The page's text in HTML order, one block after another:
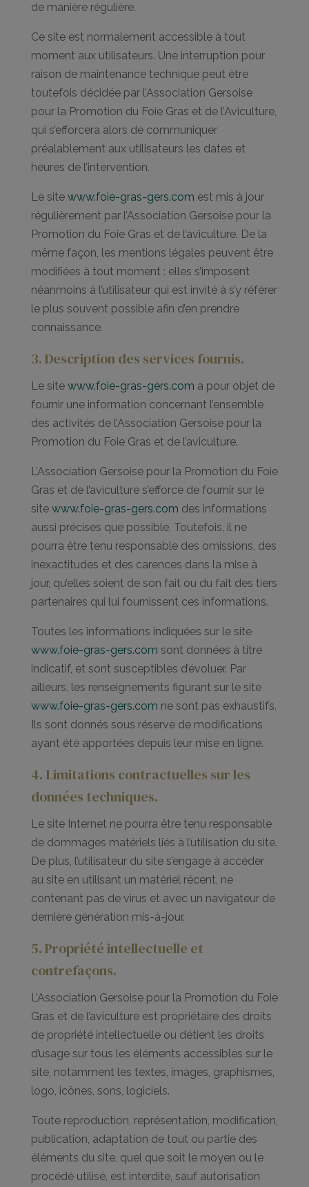
de manière régulière.
Ce site est normalement accessible à tout
moment aux utilisateurs. Une interruption pour
raison de maintenance technique peut être
toutefois décidée par l’Association Gersoise
pour la Promotion du Foie Gras et de l’Aviculture,
qui s’efforcera alors de communiquer
préalablement aux utilisateurs les dates et
heures de l’intervention.
Le site www.foie-gras-gers.com est mis à jour
régulièrement par l’Association Gersoise pour la
Promotion du Foie Gras et de l’aviculture. De la
même façon, les mentions légales peuvent être
modifiées à tout moment : elles s’imposent
néanmoins à l’utilisateur qui est invité à s’y référer
le plus souvent possible afin d’en prendre
connaissance.
3. Description des services fournis.
Le site www.foie-gras-gers.com a pour objet de
fournir une information concernant l’ensemble
des activités de l’Association Gersoise pour la
Promotion du Foie Gras et de l’aviculture.
L’Association Gersoise pour la Promotion du Foie
Gras et de l’aviculture s’efforce de fournir sur le
site www.foie-gras-gers.com des informations
aussi précises que possible. Toutefois, il ne
pourra être tenu responsable des omissions, des
inexactitudes et des carences dans la mise à
jour, qu’elles soient de son fait ou du fait des tiers
partenaires qui lui fournissent ces informations.
Toutes les informations indiquées sur le site
www.foie-gras-gers.com sont données à titre
indicatif, et sont susceptibles d’évoluer. Par
ailleurs, les renseignements figurant sur le site
www.foie-gras-gers.com ne sont pas exhaustifs.
Ils sont donnés sous réserve de modifications
ayant été apportées depuis leur mise en ligne.
4. Limitations contractuelles sur les
données techniques.
Le site Internet ne pourra être tenu responsable
de dommages matériels liés à l’utilisation du site.
De plus, l’utilisateur du site s’engage à accéder
au site en utilisant un matériel récent, ne
contenant pas de virus et avec un navigateur de
dernière génération mis-à-jour.
5. Propriété intellectuelle et
contrefaçons.
L’Association Gersoise pour la Promotion du Foie
Gras et de l’aviculture est propriétaire des droits
de propriété intellectuelle ou détient les droits
d’usage sur tous les éléments accessibles sur le
site, notamment les textes, images, graphismes,
logo, icônes, sons, logiciels.
Toute reproduction, représentation, modification,
publication, adaptation de tout ou partie des
éléments du site, quel que soit le moyen ou le
procédé utilisé, est interdite, sauf autorisation